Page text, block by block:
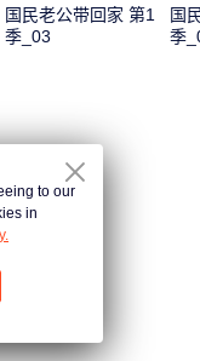
国民老公带回家 第1
季_03
国
季
季
to our
in